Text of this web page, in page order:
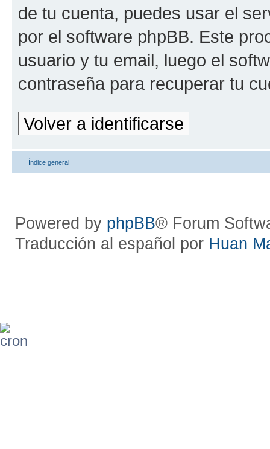
de tu cuenta, puedes usar el
por el software phpBB. Este
usuario y tu email, luego el
contraseña para recuperar tu
Volver a identificarse
Índice general
Powered by phpBB® Forum
Traducción al español por Huan